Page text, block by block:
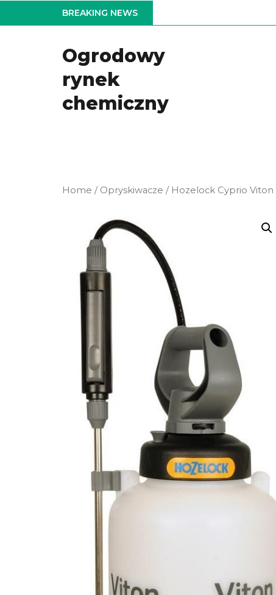
to
BREAKING NEWS
Ogrodowy
rynek
chemiczny
Home / Opryskiwacze / Hozelock Cyprio Viton